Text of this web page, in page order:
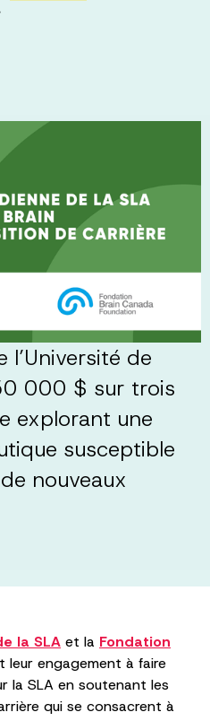
l’Université de
000 $ sur trois
explorant une
susceptible
nouveaux
la SLA et la Fondation
leur engagement à faire
la SLA en soutenant les
qui se consacrent à